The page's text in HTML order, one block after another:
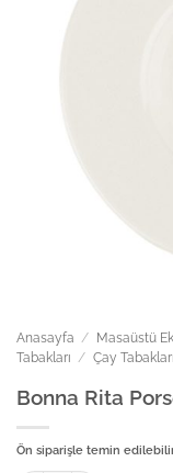
Anasayfa / Masaüstü
Tabakları / Çay Tabakları
Bonna Rita
Ön siparişle temin